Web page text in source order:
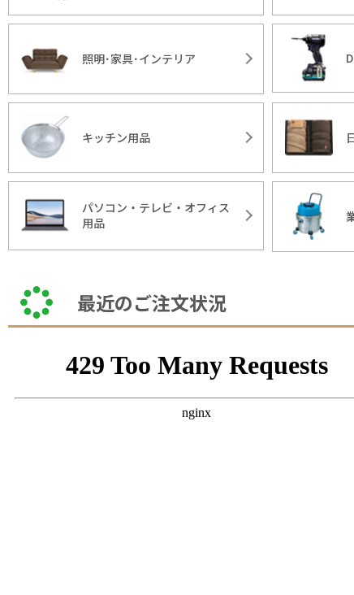
照明･家具･インテリア
キッチン用品
パソコン・テレビ・オフィス
用品
最近のご注文状況